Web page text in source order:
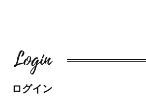
Login
ログイン